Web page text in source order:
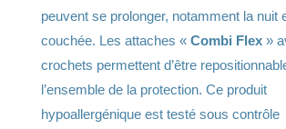
peuvent se prolonger, notamment la nuit
couchée. Les attaches « Combi Flex»
crochets permettent d’être
l’ensemble de la protection. Ce produit
hypoallergénique est testé sous contrôle